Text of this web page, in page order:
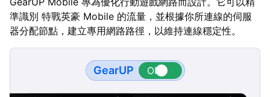
準識別 特戰英豪 Mobile 的流量，並根據你所連線的伺服
器分配節點，建立專用網路路徑，以維持連線穩定性。
GearUP